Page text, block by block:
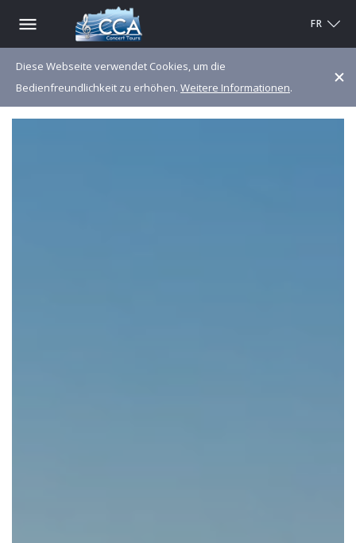
FR
Diese Webseite verwendet Cookies, um die
Bedienfreundlichkeit zu erhöhen. Weitere Informationen.